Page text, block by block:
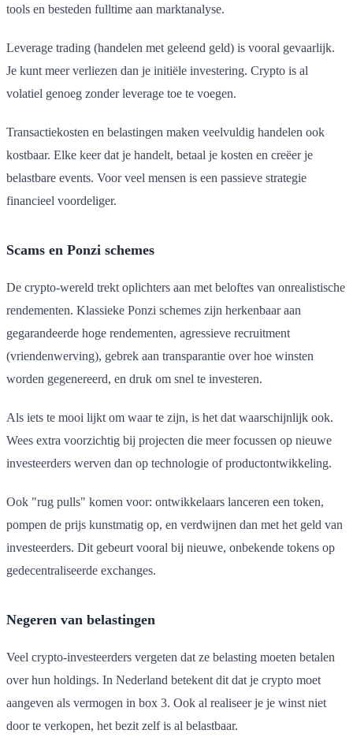
tools en besteden fulltime aan marktanalyse.
Leverage trading (handelen met geleend geld) is vooral gevaarlijk.
Je kunt meer verliezen dan je initiële investering. Crypto is al
volatiel genoeg zonder leverage toe te voegen.
Transactiekosten en belastingen maken veelvuldig handelen ook
kostbaar. Elke keer dat je handelt, betaal je kosten en creëer je
belastbare events. Voor veel mensen is een passieve strategie
financieel voordeliger.
Scams en Ponzi schemes
De crypto-wereld trekt oplichters aan met beloftes van onrealistische
rendementen. Klassieke Ponzi schemes zijn herkenbaar aan
gegarandeerde hoge rendementen, agressieve recruitment
(vriendenwerving), gebrek aan transparantie over hoe winsten
worden gegenereerd, en druk om snel te investeren.
Als iets te mooi lijkt om waar te zijn, is het dat waarschijnlijk ook.
Wees extra voorzichtig bij projecten die meer focussen op nieuwe
investeerders werven dan op technologie of productontwikkeling.
Ook "rug pulls" komen voor: ontwikkelaars lanceren een token,
pompen de prijs kunstmatig op, en verdwijnen dan met het geld van
investeerders. Dit gebeurt vooral bij nieuwe, onbekende tokens op
gedecentraliseerde exchanges.
Negeren van belastingen
Veel crypto-investeerders vergeten dat ze belasting moeten betalen
over hun holdings. In Nederland betekent dit dat je crypto moet
aangeven als vermogen in box 3. Ook al realiseer je je winst niet
door te verkopen, het bezit zelf is al belastbaar.